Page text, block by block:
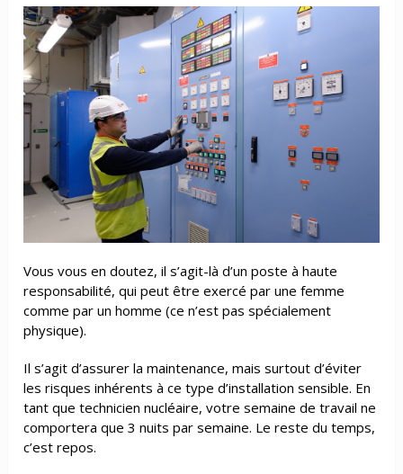
Vous vous en doutez, il s’agit-là d’un poste à haute
responsabilité, qui peut être exercé par une femme
comme par un homme (ce n’est pas spécialement
physique).
Il s’agit d’assurer la maintenance, mais surtout d’éviter
les risques inhérents à ce type d’installation sensible. En
tant que technicien nucléaire, votre semaine de travail ne
comportera que 3 nuits par semaine. Le reste du temps,
c’est repos.